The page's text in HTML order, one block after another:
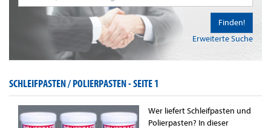
Erweiterte Suche
Finden!
SCHLEIFPASTEN / POLIERPASTEN -SEITE 1
Wer liefert Schleifpasten und
Polierpasten? In dieser